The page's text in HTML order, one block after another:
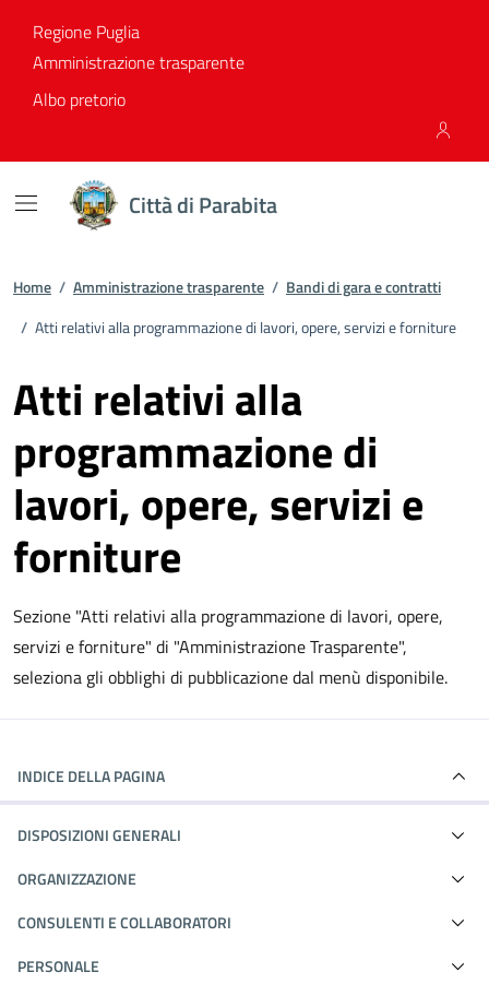
Regione Puglia
Amministrazione trasparente
Albo pretorio
Città di Parabita
Home / Amministrazione trasparente / Bandi di gara e contratti
/ Atti relativi alla programmazione di lavori, opere, servizi e forniture
Atti relativi alla
programmazione di
lavori, opere, servizi e
forniture
Sezione "Atti relativi alla programmazione di lavori, opere,
servizi e forniture" di "Amministrazione Trasparente",
seleziona gli obblighi di pubblicazione dal menù disponibile.
INDICE DELLA PAGINA
DISPOSIZIONI GENERALI
ORGANIZZAZIONE
CONSULENTI E COLLABORATORI
PERSONALE